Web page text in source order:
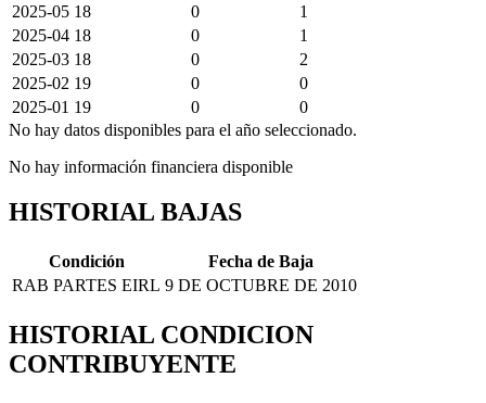
2025-05 18 0
1
2025-04 18 0
1
2025-03 18 0
2
2025-02 19 0
0
2025-01 19 0
0
No hay datos disponibles para el año seleccionado.
No hay información financiera disponible
HISTORIAL BAJAS
Condición
Fecha de Baja
RAB PARTES EIRL 9 DE OCTUBRE DE 2010
HISTORIAL CONDICION
CONTRIBUYENTE